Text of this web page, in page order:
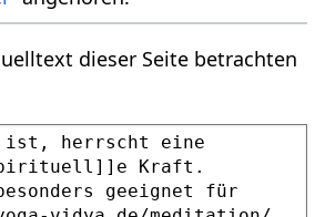
dieser Seite betrachten